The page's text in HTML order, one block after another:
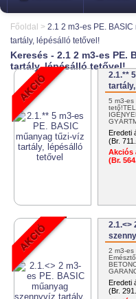
Főoldal > 2.1 2 m3-es PE.
tartály, lépésálló tetővel!
Keresés - 2.1 2 m3-es PE.
tartály, lépésálló tetővel!
2.1.**
5 m3-es
Eredeti
(Br.
Akciós
(Br.
2.1.<>
2 m3-es
Eredeti
(Br.